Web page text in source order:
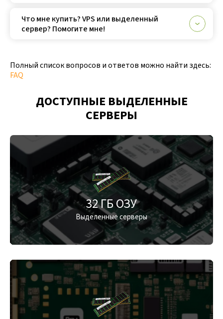
Что мне купить? VPS или выделенный
сервер? Помогите мне!
Полный список вопросов и ответов можно найти здесь:
FAQ
ДОСТУПНЫЕ ВЫДЕЛЕННЫЕ
СЕРВЕРЫ
32 ГБ ОЗУ
Выделенные серверы